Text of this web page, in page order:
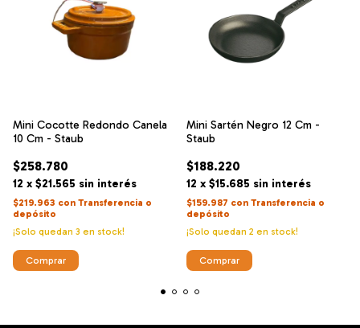
Mini Cocotte Redondo Canela
10 Cm - Staub
$258.780
12 x $21.565 sin interés
$219.963 con Transferencia o
depósito
¡Solo quedan 3 en stock!
Mini Sartén Negro 12 Cm -
Staub
$188.220
12 x $15.685 sin interés
$159.987 con Transferencia o
depósito
¡Solo quedan 2 en stock!